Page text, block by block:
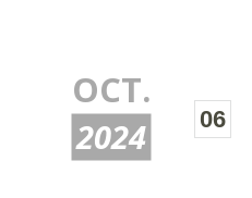
OCT.
2024 06